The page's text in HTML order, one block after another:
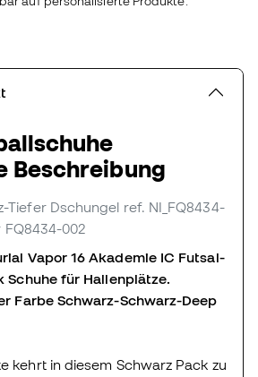
Beschreibung
Tiefer Dschungel ref. NI_FQ8434-
002
Vapor 16 Akademie IC Futsal-
Schuhe für Hallenplätze.
Farbe Schwarz-Schwarz-Deep
kehrt in diesem Schwarz Pack zu